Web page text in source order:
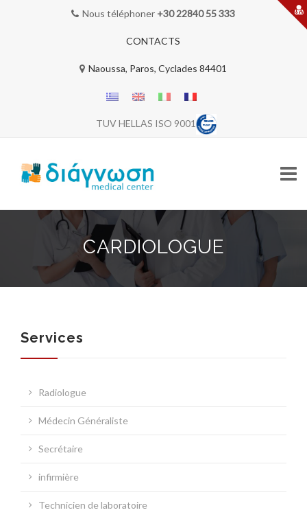
Nous téléphoner +30 22840 55 333
CONTACTS
Naoussa, Paros, Cyclades 84401
TUV HELLAS ISO 9001
CARDIOLOGUE
Services
Radiologue
Médecin Généraliste
Secrétaire
infirmière
Technicien de laboratoire